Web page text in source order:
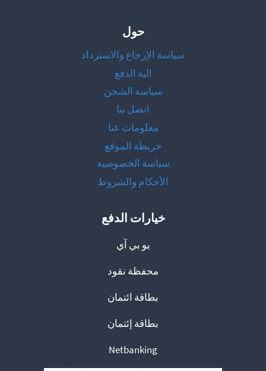
حول
سياسة الإرجاع والاسترداد
الية الدفع
سياسة الشحن
اتصل بنا
معلومات عنا
خريطة الموقع
سياسة الخصوصية
الأحكام والشروط
خيارات الدفع
يو بي آي
محفظة نقود
بطاقة ائتمان
بطاقة إئتمان
Netbanking